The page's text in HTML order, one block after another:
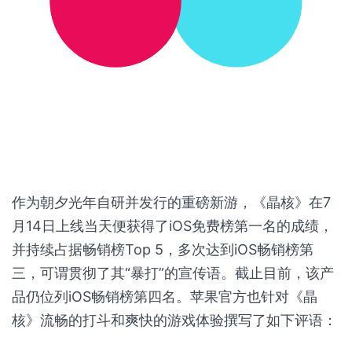
作为朝夕光年自研并发行的重磅新游，《晶核》在7
月14日上线当天便获得了iOS免费榜第一名的成绩，
并持续占据畅销榜Top 5，多次达到iOS畅销榜第
三，可谓贯彻了其“暴打”的宣传语。截止目前，该产
品仍位列iOS畅销榜第四名。苹果官方也针对《晶
核》流畅的打斗和爽快的游戏体验撰写了如下评语：